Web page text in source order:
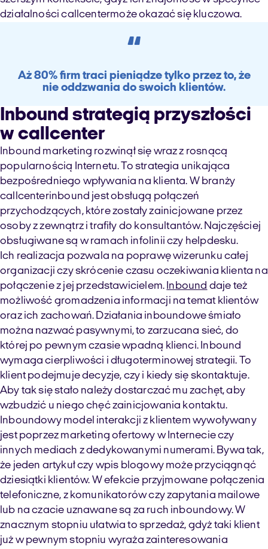
działalnościcallcentermoże okazać się kluczowa.
“
Aż 80% firm traci pieniądze tylko przez to, że
nie oddzwania do swoich klientów.
Inbound strategią przyszłości
wcallcenter
Inbound marketing rozwinął się wraz z rosnącą
popularnością Internetu. To strategia unikająca
bezpośredniego wpływania na klienta. W branży
callcenterinbound jest obsługą połączeń
przychodzących, którezostały zainicjowane przez
osoby z zewnątrz i trafiły do konsultantów.Najczęściej
obsługiwane są w ramach infolinii czy helpdesku.
Ich realizacja pozwala na poprawę wizerunku całej
organizacji czy skrócenie czasu oczekiwania klienta na
połączenie z jej przedstawicielem. Inbound daje też
możliwość gromadzenia informacji na temat klientów
oraz ich zachowań. Działania inboundoweśmiało
można nazwać pasywnymi, to zarzucana sieć, do
której po pewnym czasie wpadną klienci. Inbound
wymaga cierpliwości i długoterminowej strategii. To
klient podejmuje decyzje, czy i kiedy się skontaktuje.
Aby tak się stało należy dostarczać mu zachęt, aby
wzbudzić u niego chęć zainicjowania kontaktu.
Inboundowymodel interakcji z klientem wywoływany
jest poprzez marketing ofertowy w Internecie czy
innych mediach z dedykowanymi numerami. Bywa tak,
że jeden artykuł czy wpis blogowy może przyciągnąć
dziesiątki klientów. W efekcie przyjmowane połączenia
telefoniczne, z komunikatorów czy zapytania mailowe
lub na czacie uznawane są za ruch inboundowy. W
znacznym stopniu ułatwia to sprzedaż, gdyż taki klient
już w pewnym stopniu wyraża zainteresowania